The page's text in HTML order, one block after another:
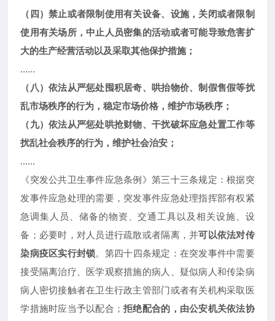
（四）禁止或者限制使用有关设备、设施，关闭或者限制
使用有关场所，中止人员密集的活动或者可能导致危害扩
大的生产经营活动以及采取其他保护措施；
......
（八）依法从严惩处囤积居奇、哄抬物价、制假售假等扰
乱市场秩序的行为，稳定市场价格，维护市场秩序；
（九）依法从严惩处哄抢财物、干扰破坏应急处置工作等
扰乱社会秩序的行为，维护社会治安；
......
《突发公共卫生事件应急条例》第三十三条规定：根据突
发事件应急处理的需要，突发事件应急处理指挥部有权紧
急调集人员、储备的物资、交通工具以及相关设施、设
备；必要时，对人员进行疏散或者隔离，并可以依法对传
染病疫区实行封锁。第四十四条规定：在突发事件中需要
接受隔离治疗、医学观察措施的病人、疑似病人和传染病
病人密切接触者在卫生行政主管部门或者有关机构采取医
学措施时应当予以配合； 拒绝配合的，由公安机关依法协